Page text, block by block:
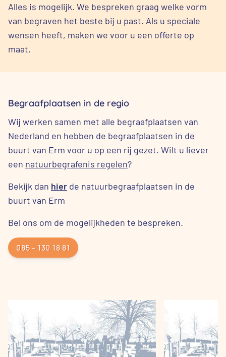
Alles is mogelijk. We bespreken graag welke vorm
van begraven het beste bij u past. Als u speciale
wensen heeft, maken we voor u een offerte op
maat.
Begraafplaatsen in de regio
Wij werken samen met alle begraafplaatsen van
Nederland en hebben de begraafplaatsen in de
buurt van Erm voor u op een rij gezet. Wilt u liever
een natuurbegrafenis regelen?
Bekijk dan hier de natuurbegraafplaatsen in de
buurt van Erm
Bel ons om de mogelijkheden te bespreken.
085 – 130 18 81